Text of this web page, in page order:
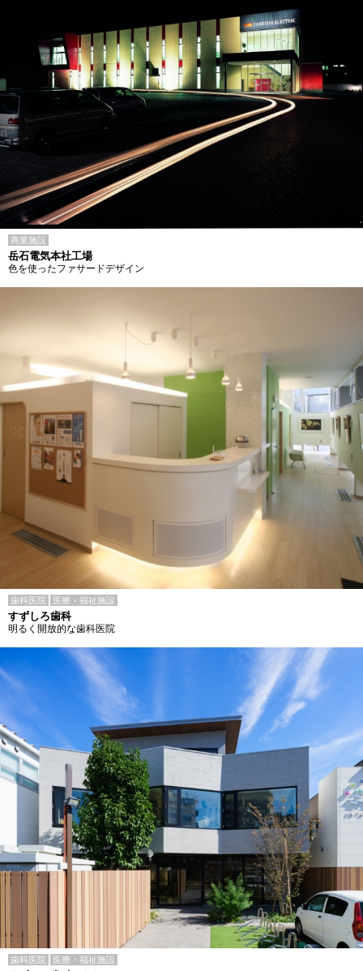
商業施設
岳石電気本社工場
色を使ったファサードデザイン
歯科医院 医療・福祉施設
すずしろ歯科
明るく開放的な歯科医院
歯科医院 医療・福祉施設